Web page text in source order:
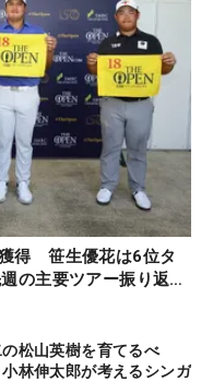
得 笹生優花は6位タ
の主要ツアー振り返
の松山英樹を育てるべ
林伸太郎が考えるシンガ